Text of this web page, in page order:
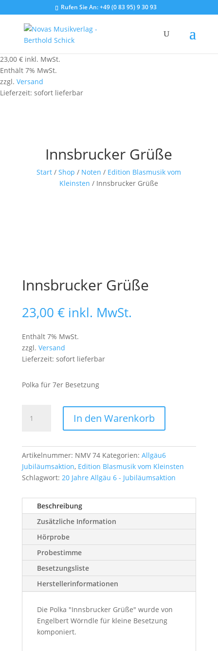
Rufen Sie An:+49 (0 83 95) 9 30 93
23,00 € inkl. MwSt.
Enthält 7% MwSt.
zzgl. Versand
Lieferzeit: sofort lieferbar
Innsbrucker Grüße
Start /Shop / Noten / Edition Blasmusik vom
Kleinsten / Innsbrucker Grüße
Innsbrucker Grüße
23,00 € inkl. MwSt.
Enthält 7% MwSt.
zzgl. Versand
Lieferzeit: sofort lieferbar
Polka für 7er Besetzung
Grüße
In den Warenkorb
Artikelnummer: NMV 74 Kategorien: Allgäu6
Jubiläumsaktion, Edition Blasmusik vom Kleinsten
Schlagwort: 20 Jahre Allgäu 6 - Jubiläumsaktion
Beschreibung
Zusätzliche Information
Hörprobe
Probestimme
Besetzungsliste
Herstellerinformationen
Die Polka "Innsbrucker Grüße" wurde von
Engelbert Wörndle für kleine Besetzung
komponiert.